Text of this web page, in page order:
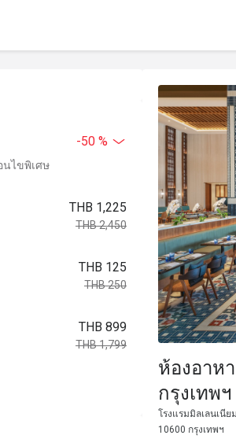
-50 %
นไขพิเศษ
THB 1,225
THB 2,450
THB 125
THB 250
THB 899
THB 1,799
ห้องอาห
กรุงเทพ
Bangkok)
โรงแรมมิลเลนเนี
10600 กรุงเทพฯ